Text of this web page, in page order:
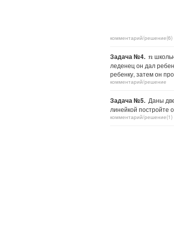
комментарий/решение(6)
Задача №4. n
леденец он дал
ребенку, затем он
комментарий/решение
Задача №5. Даны
линейкой постройте
комментарий/решение(1)